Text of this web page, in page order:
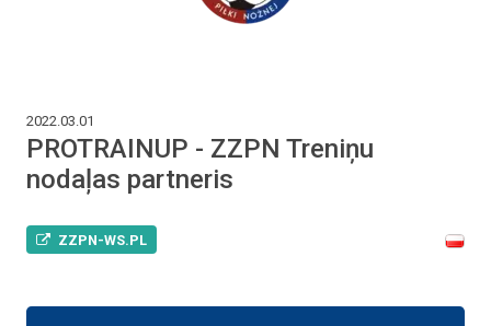
2022.03.01
PROTRAINUP - ZZPN Treniņu
nodaļas partneris
ZZPN-WS.PL